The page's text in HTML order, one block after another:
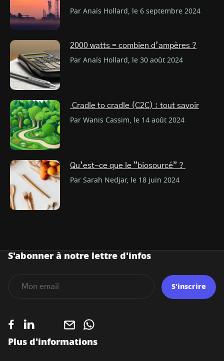
Par Anaïs Hollard, le 6 septembre 2024
2000 watts = combien d’ampères ?
Par Anaïs Hollard, le 30 août 2024
Cradle to cradle (C2C) : tout savoir
Par Wanis Cassim, le 14 août 2024
Qu’est-ce que le “biosourcé” ?
Par Sarah Nedjar, le 18 juin 2024
Plus d'informations
S'abonner à notre lettre d'infos
S'inscrire